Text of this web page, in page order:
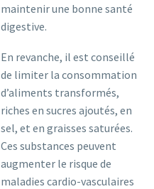
maintenir une bonne santé
digestive.
En revanche, il est conseillé
de limiter la consommation
d’aliments transformés,
riches en sucres ajoutés, en
sel, et en graisses saturées.
Ces substances peuvent
augmenter le risque de
maladies cardio-vasculaires